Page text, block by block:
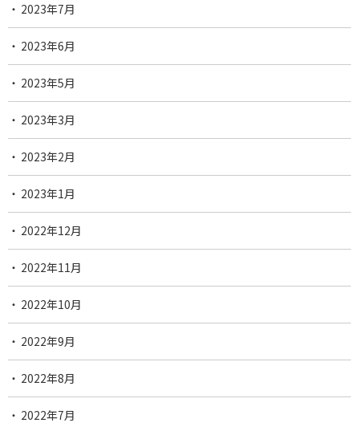
2023年7月
2023年6月
2023年5月
2023年3月
2023年2月
2023年1月
2022年12月
2022年11月
2022年10月
2022年9月
2022年8月
2022年7月